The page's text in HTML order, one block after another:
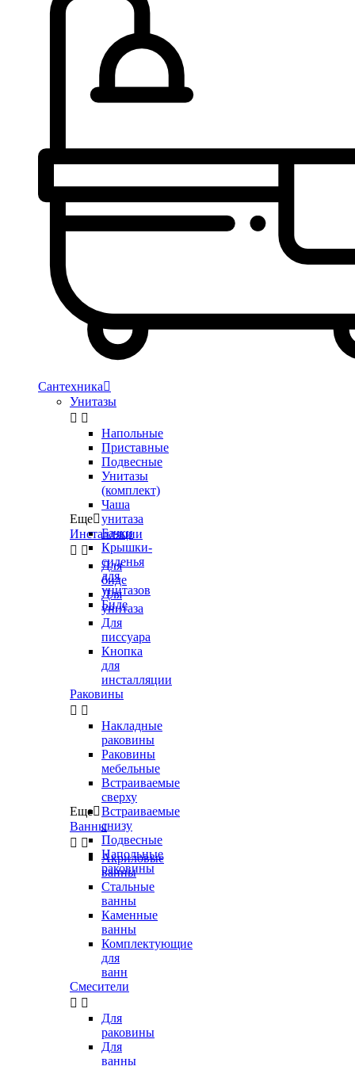
Сантехника
Унитазы
 
Напольные
Приставные
Подвесные
Унитазы
(комплект)
Чаша
унитаза
Бачки
Крышки-
сиденья
для
унитазов
Биде
Еще
Инсталляции
 
Для
биде
Для
унитаза
Для
писсуара
Кнопка
для
инсталляции
Раковины
 
Накладные
раковины
Раковины
мебельные
Встраиваемые
сверху
Встраиваемые
снизу
Подвесные
Напольные
раковины
Еще
Ванны
 
Акриловые
ванны
Стальные
ванны
Каменные
ванны
Комплектующие
для
ванн
Смесители
 
Для
раковины
Для
ванны